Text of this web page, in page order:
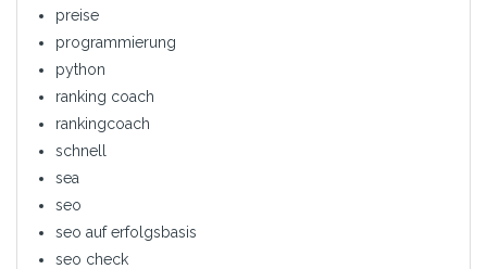
preise
programmierung
python
ranking coach
rankingcoach
schnell
sea
seo
seo auf erfolgsbasis
seo check